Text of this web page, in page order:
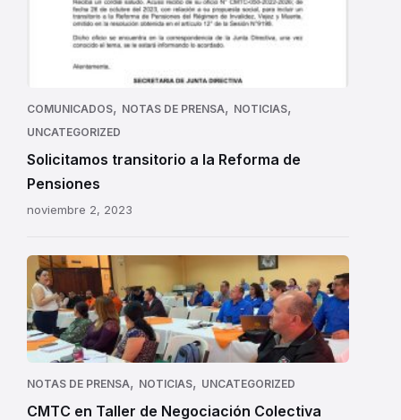
COMUNICADOS, NOTAS DE PRENSA, NOTICIAS,
UNCATEGORIZED
Solicitamos transitorio a la Reforma de
Pensiones
noviembre 2, 2023
NOTAS DE PRENSA, NOTICIAS, UNCATEGORIZED
CMTC en Taller de Negociación Colectiva